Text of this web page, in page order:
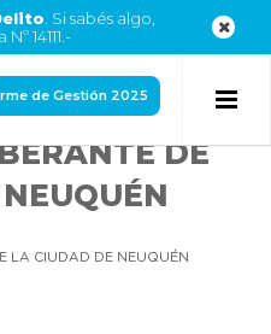
. Si sabés algo,
14111.-
de Gestión 2025
DE
LA CIUDAD DE NEUQUÉN